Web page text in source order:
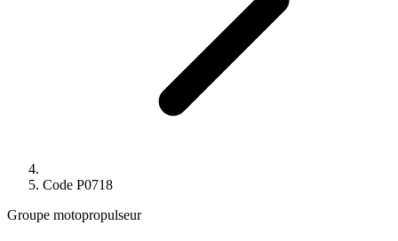
Code P0718
Groupe motopropulseur